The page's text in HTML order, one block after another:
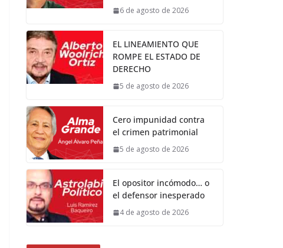
6 de agosto de 2026
EL LINEAMIENTO QUE
ROMPE EL ESTADO DE
DERECHO
5 de agosto de 2026
Cero impunidad contra
el crimen patrimonial
5 de agosto de 2026
El opositor incómodo… o
el defensor inesperado
4 de agosto de 2026